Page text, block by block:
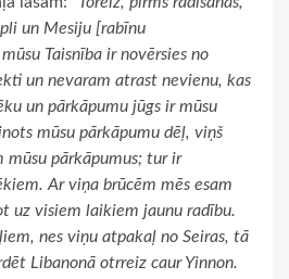
un Mesiju [rabīnu
Taisnība ir novērsies no
un nevaram atrast nevienu, kas
un pārkāpumu jūgs ir mūsu
mūsu pārkāpumu dēļ, viņš
mūsu pārkāpumus; tur ir
Ar viņa brūcēm mēs esam
uz visiem laikiem jaunu radību.
nes viņu atpakaļ no Seiras, tā
Libanonā otrreiz caur Yinnon.